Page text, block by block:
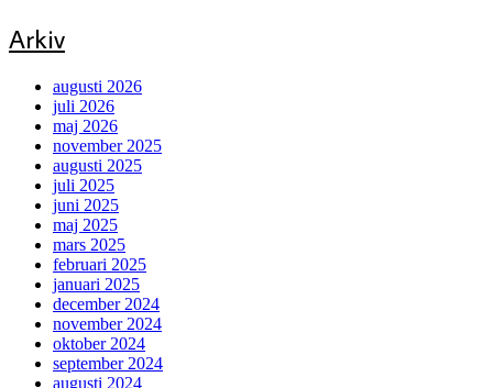
Arkiv
augusti 2026
juli 2026
maj 2026
november 2025
augusti 2025
juli 2025
juni 2025
maj 2025
mars 2025
februari 2025
januari 2025
december 2024
november 2024
oktober 2024
september 2024
augusti 2024